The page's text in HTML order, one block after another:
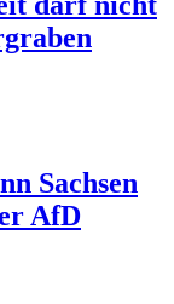
Sachsen
AfD